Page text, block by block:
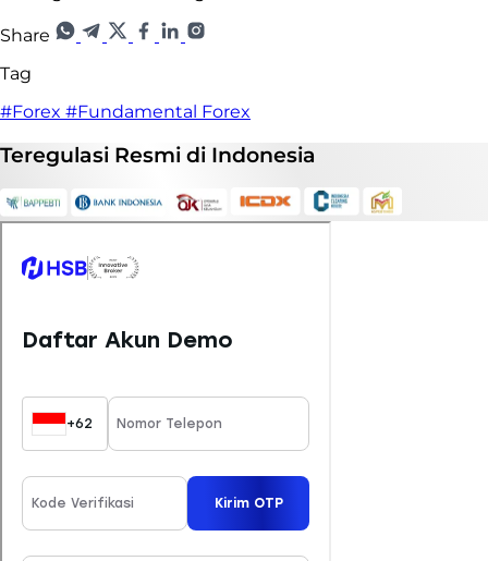
Share
Tag
#Forex #Fundamental Forex
Teregulasi Resmi di Indonesia